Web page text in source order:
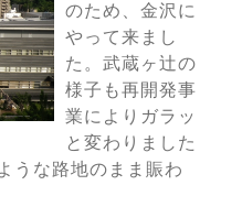
のため、金沢に
やって来まし
た。武蔵ヶ辻の
様子も再開発事
業によりガラッ
と変わりました
うな路地のまま賑わ